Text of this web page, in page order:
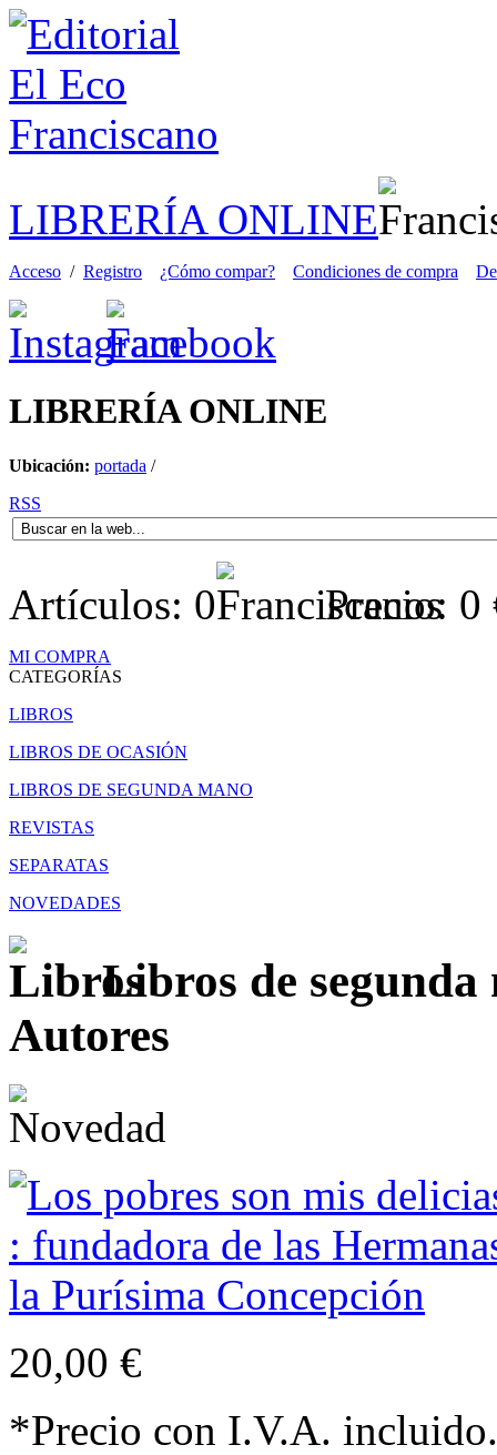
LIBRERÍA ONLINE
Acceso / Registro ¿Cómo compar? Condiciones de compra
LIBRERÍAONLINE
Ubicación: portada /
RSS
Artículos: 0 Precio: 0
MI COMPRA
CATEGORÍAS
LIBROS
LIBROS DE OCASIÓN
LIBROS DE SEGUNDA MANO
REVISTAS
SEPARATAS
NOVEDADES
Libros de
Autores
20,00 €
*Precio con I.V.A. incluido.